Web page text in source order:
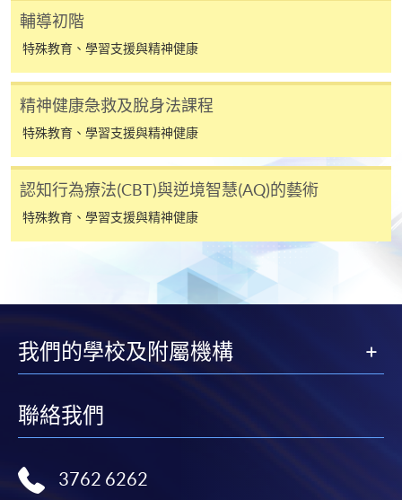
Mastercard（包括「香港大學專業進修學院
*香港大學專業進修學院Mastercard卡持有人如欲享用十個
月免息分期付款優惠，必須親臨本學院設有報名服務的教
學中心作付款安排。
如欲了解如何於網上報讀新課程及繳費，請瀏覽網上
申請/報讀指南 :
報讀同一學歷頒授課程內其他單元
個別課程為須報讀同一學歷頒授課程及其他單元或繳
交下期學費的學員，提供網上服務，如學員就讀的課
程設有此服務，課程負責人會通知學員有關程序。
網上支付可通過「繳費靈」(PPS) (不適用於手機)、
VISA 或 Mastercard、「微信支付」(Online WeChat
輔導初階
特殊教育、學習支援與精神健康
精神健康急救及脫身法課程
特殊教育、學習支援與精神健康
認知行為療法(CBT)與逆境智慧(AQ)的藝術
特殊教育、學習支援與精神健康
我們的學校及附屬機構
聯絡我們
3762 6262